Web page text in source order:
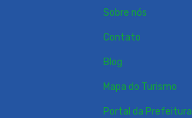
Sobre nós
Contato
Blog
Mapa do Turismo
Portal da Prefeitura